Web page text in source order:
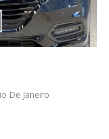
De Janeiro